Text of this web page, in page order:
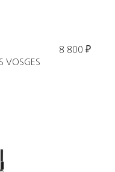
8 800 ₽
VOSGES